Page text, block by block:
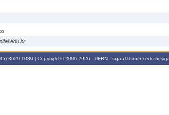
3629-1080 | Copyright © 2006-2026 - UFRN -